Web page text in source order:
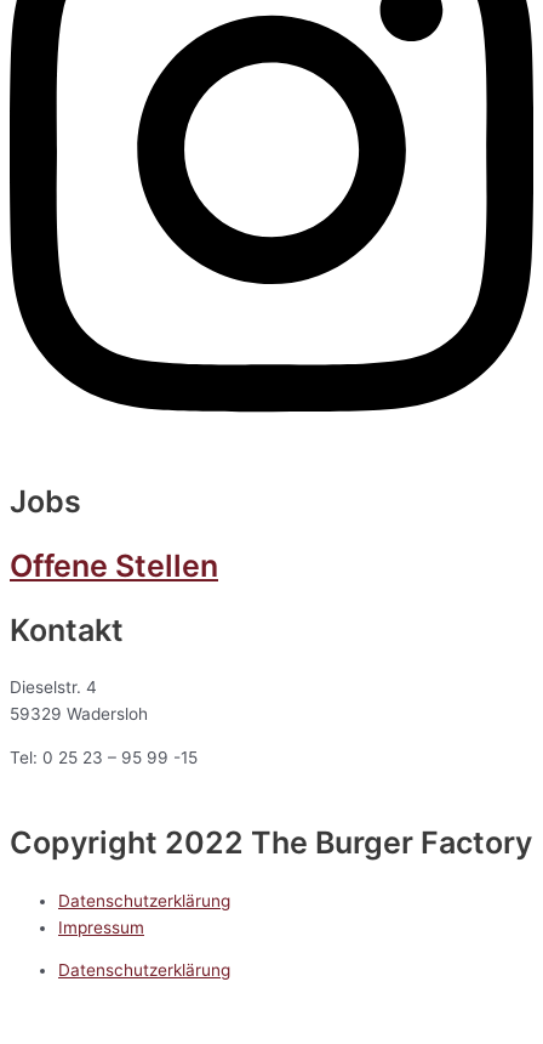
Jobs
Offene Stellen
Kontakt
Dieselstr. 4
59329 Wadersloh
Tel: 0 25 23 – 95 99 -15
Copyright 2022 The Burger Factory
Datenschutzerklärung
Impressum
Datenschutzerklärung